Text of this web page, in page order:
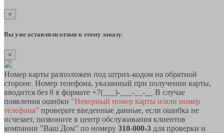
×
Вы уже оставляли отзыв к этому заказу.
×
Номер карты разположен под штрих-кодом на обратной
стороне. Номер телефона, указанный при получении карты,
вводится без 8 в формате +7(___)-___-__-__ В случае
появления ошибки "Неверный номер карты и/или номер
телефона" проверьте введенные данные, если ошибка не
исчезает, позвоните в центр обслуживания клиентов
компании "Ваш Дом" по номеру 310-000-3 для проверки и